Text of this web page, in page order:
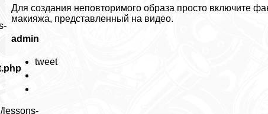
Для создания неповторимого образа просто включите
макияжа, представленный на видео.
admin
tweet
lessons-